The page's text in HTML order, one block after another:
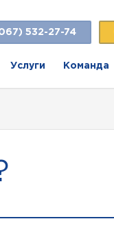
532-27-74
Услуги Команда